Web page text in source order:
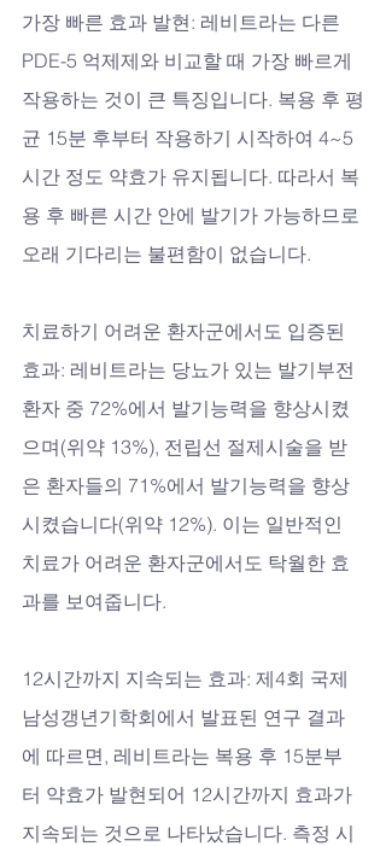
가장 빠른 효과 발현: 레비트라는 다른
PDE-5 억제제와 비교할 때 가장 빠르게
작용하는 것이 큰 특징입니다. 복용 후 평
균 15분 후부터 작용하기 시작하여 4~5
시간 정도 약효가 유지됩니다. 따라서 복
용 후 빠른 시간 안에 발기가 가능하므로
오래 기다리는 불편함이 없습니다.
치료하기 어려운 환자군에서도 입증된
효과: 레비트라는 당뇨가 있는 발기부전
환자 중 72%에서 발기능력을 향상시켰
으며(위약 13%), 전립선 절제시술을 받
은 환자들의 71%에서 발기능력을 향상
시켰습니다(위약 12%). 이는 일반적인
치료가 어려운 환자군에서도 탁월한 효
과를 보여줍니다.
12시간까지 지속되는 효과: 제4회 국제
남성갱년기학회에서 발표된 연구 결과
에 따르면, 레비트라는 복용 후 15분부
터 약효가 발현되어 12시간까지 효과가
지속되는 것으로 나타났습니다. 측정 시